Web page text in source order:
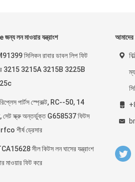
লন মাওয়ার যন্ত্রাংশ
সিলিকন রাবার ডাবল লিপ ফিট
3215 3215A 3215B 3225B
পার্টস স্প্রোক্ট, RC--50, 14
সেট স্ক্রু অন্তর্ভুক্ত G658537 ফিটস
শীর্ষ ড্রেসার
সীল কিটস লন ঘাসের যন্ত্রাংশ
মাওয়ার ফিট করে